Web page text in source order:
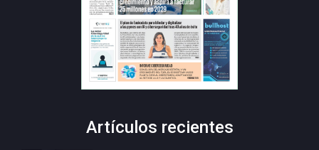
Artículos recientes